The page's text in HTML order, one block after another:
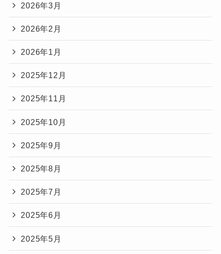
2026年3月
2026年2月
2026年1月
2025年12月
2025年11月
2025年10月
2025年9月
2025年8月
2025年7月
2025年6月
2025年5月